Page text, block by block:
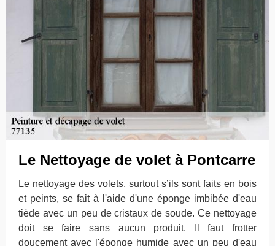
Le Nettoyage de volet à Pontcarre
Le nettoyage des volets, surtout s’ils sont faits en bois
et peints, se fait à l'aide d'une éponge imbibée d'eau
tiède avec un peu de cristaux de soude. Ce nettoyage
doit se faire sans aucun produit. Il faut frotter
doucement avec l'éponge humide avec un peu d'eau